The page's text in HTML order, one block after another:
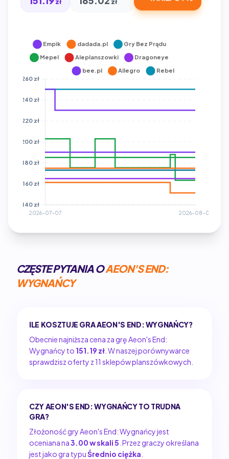
zł zł
CZĘSTE PYTANIA OAEON'S END:
WYGNAŃCY
ILE KOSZTUJE GRA AEON'S END: WYGNAŃCY?
Obecnie najniższa cena za grę Aeon's End:
Wygnańcy to 151.19 zł . W naszej porównywarce
sprawdzisz oferty z 11 sklepów planszówkowych.
CZY AEON'S END: WYGNAŃCY TO TRUDNA
GRA?
Złożoność gry Aeon's End: Wygnańcy jest
oceniana na3.00 w skali 5 . Przez graczy określana
jest jako gra typuŚrednio ciężka